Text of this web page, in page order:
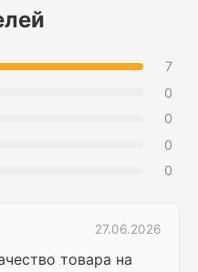
7
0
0
0
0
27.06.2026
товара на